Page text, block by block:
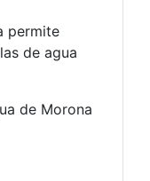
permite
de agua
de Morona